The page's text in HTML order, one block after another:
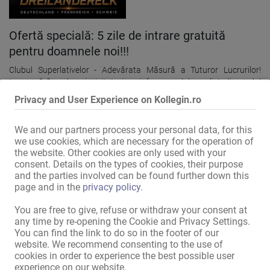
Privacy and User Experience on Kollegin.ro
We and our partners process your personal data, for this
we use cookies, which are necessary for the operation of
the website. Other cookies are only used with your
consent. Details on the types of cookies, their purpose
and the parties involved can be found further down this
page and in the privacy policy.
You are free to give, refuse or withdraw your consent at
any time by re-opening the Cookie and Privacy Settings.
You can find the link to do so in the footer of our
website. We recommend consenting to the use of
cookies in order to experience the best possible user
experience on our website.
Ofertă specială: 5 zile de intrare gratuită
pentru doamnele noi!!!
Clubul Superlativelor - Adevărata Măsură a Tuturor Lucrurilor!
Lucrează în cel mai vizitat și mai frumos club nudist din sudul
Germaniei! Mulți clienți fideli buni în fiecare zi! Cel mai bun salariu,
altfel, rambursarea biletului de intrare!!! Ești liber să-ți alegi invitații.
regiunea trifrontalieră dintre Germania, Elveția și Franța! - Bucură-te
de acces gratuit la piscină (interioară și exterioară), restaurant,
jacuzzi, saună și multe altele. - Toate facilitățile sunt disponibile
pentru tine și invitații tăi. - Programează-ți liber timpul, alege-ți
propriul serviciu. - Cazare foarte modernă disponibilă. - Câini de talie
mică, de mărimea unei geanți de mână, sunt permiși. La doar 20 de
60 de minute de aeroportul internațional din Zurich/Kloten. Cauți un
loc de muncă erotic în cel mai frumos bordel din Germania și cel mai
bun salariu între Zurich, Basel și Offenburg? Atunci contactați
Palatul, așteptăm cu nerăbdare să ne contactați. Vă rugăm să ne
contactați, de preferință, prin WhatsApp +49-157-31247527 sau
28.07.
Casă privată
Locuri De Muncă În Industria
Erotică
procentual